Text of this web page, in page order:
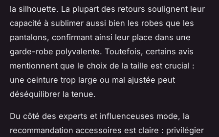
la silhouette. La plupart des retours soulignent leur
capacité à sublimer aussi bien les robes que les
pantalons, confirmant ainsi leur place dans une
garde-robe polyvalente. Toutefois, certains avis
mentionnent que le choix de la taille est crucial :
une ceinture trop large ou mal ajustée peut
déséquilibrer la tenue.
Du côté des experts et influenceuses mode, la
recommandation accessoires est claire : privilégier